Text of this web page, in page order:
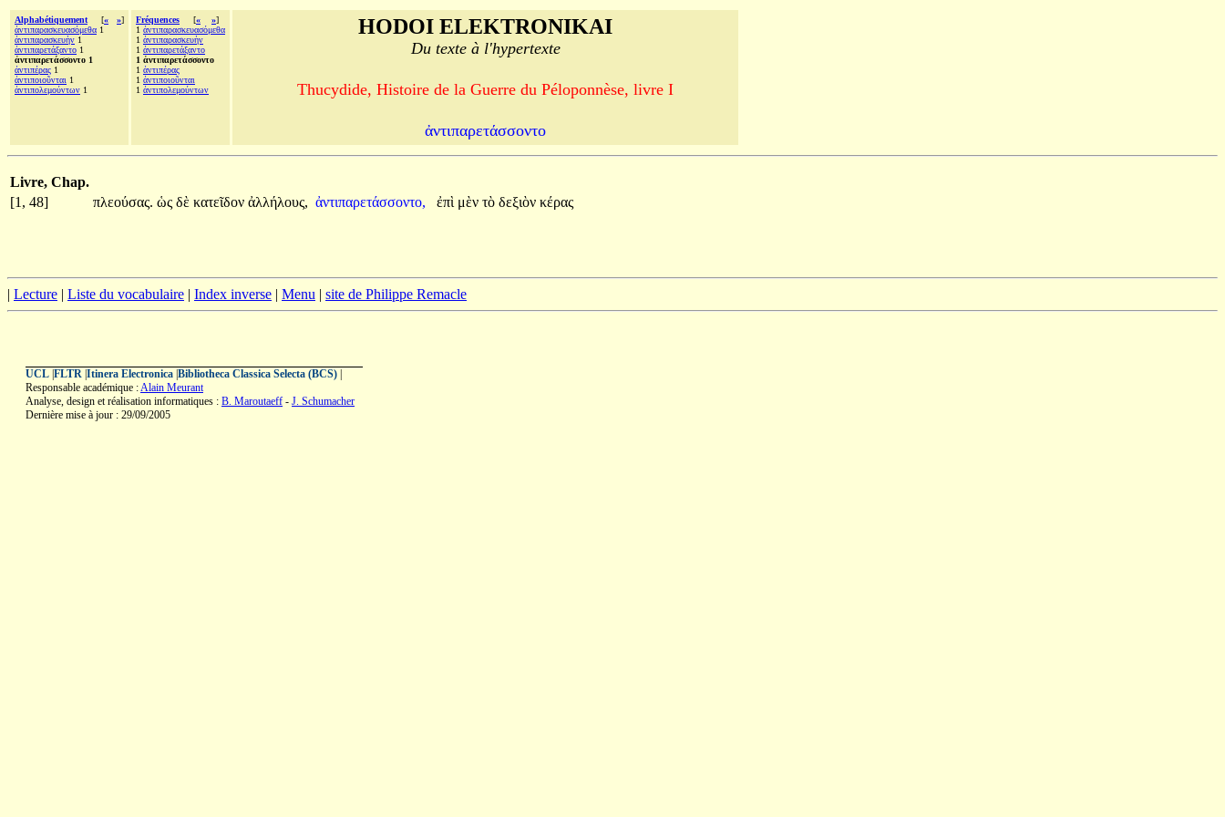
Alphabétiquement [« »]
ἀντιπαρασκευασόμεθα 1
ἀντιπαρασκευὴν 1
ἀντιπαρετάξαντο 1
ἀντιπαρετάσσοντο 1
ἀντιπέρας 1
ἀντιποιοῦνται 1
ἀντιπολεμούντων 1
Fréquences [« »]
1 ἀντιπαρασκευασόμεθα
1 ἀντιπαρασκευὴν
1 ἀντιπαρετάξαντο
1 ἀντιπαρετάσσοντο
1 ἀντιπέρας
1 ἀντιποιοῦνται
1 ἀντιπολεμούντων
HODOI ELEKTRONIKAI
Du texte à l'hypertexte
Thucydide, Histoire de la Guerre du Péloponnèse, livre I
ἀντιπαρετάσσοντο
Livre, Chap.
[1, 48]
πλεούσας. ὡς δὲ κατεῖδον ἀλλήλους, ἀντιπαρετάσσοντο, ἐπὶ μὲν τὸ δεξιὸν κέρας
| Lecture | Liste du vocabulaire | Index inverse | Menu | site de Philippe Remacle
UCL FLTR Itinera Electronica Bibliotheca Classica Selecta (BCS)
Responsable académique :Alain Meurant
Analyse, design et réalisation informatiques : B. Maroutaeff - J. Schumacher
Dernière mise à jour : 29/09/2005